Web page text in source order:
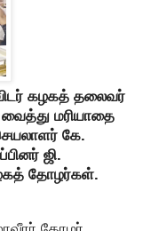
கழகத் தலைவர்
மரியாதை
கே.
ஜி.
தோழர்கள்.